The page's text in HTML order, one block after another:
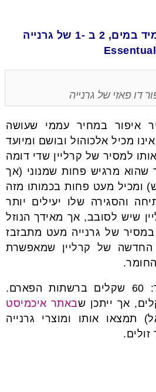
5. מסיר איפור עמיד במים, 2 ב -1 של גרנייה
דו פאזי של גרנייה
איפור במחיר עממי שעושה
מכיל אלכוהול ובושם ומיועד
למסיר של קרליין שדי דומה
שהוא מרגיש פחות שמנוני (אך
ומכיל מעט פחות בכמותו מזה
והסגירה שלו יעילים יותר
שיש לסובב, אך מאידך הנוזל
במסיר של גרנייה מעט מתבזבז
החדשה של קרליין שמאפשרת
גודל 200 מ”ל, מחיר: 60 שקלים ברשתות הפארם.
באתר איכמיסט
תמצאו אותו ומוצרי גרנייה